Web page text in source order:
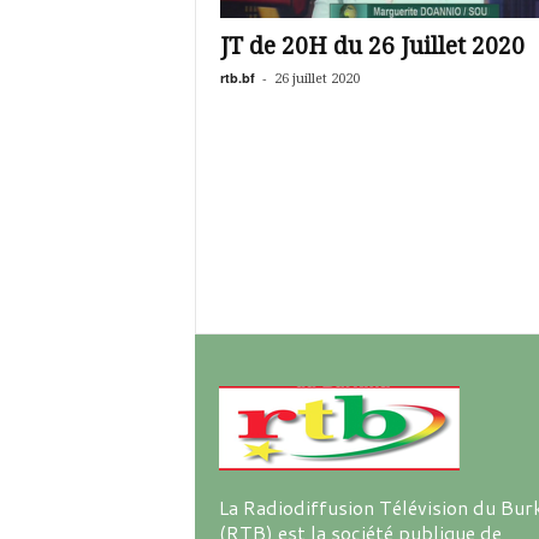
i
JT de 20H du 26 Juillet 2020
rtb.bf - 26 juillet 2020
La Radiodiffusion Télévision du
(RTB) est la société publique de